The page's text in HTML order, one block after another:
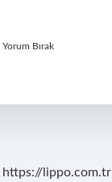
Yorum Bırak
https://lippo.com.tr